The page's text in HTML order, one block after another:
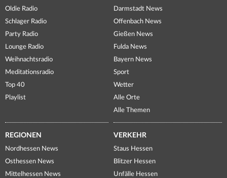
Oldie Radio
Schlager Radio
Party Radio
Lounge Radio
Weihnachtsradio
Meditationsradio
Top 40
Playlist
Darmstadt News
Offenbach News
Gießen News
Fulda News
Bayern News
Sport
Wetter
Alle Orte
Alle Themen
REGIONEN
Nordhessen News
Osthessen News
Mittelhessen News
VERKEHR
Staus Hessen
Blitzer Hessen
Unfälle Hessen